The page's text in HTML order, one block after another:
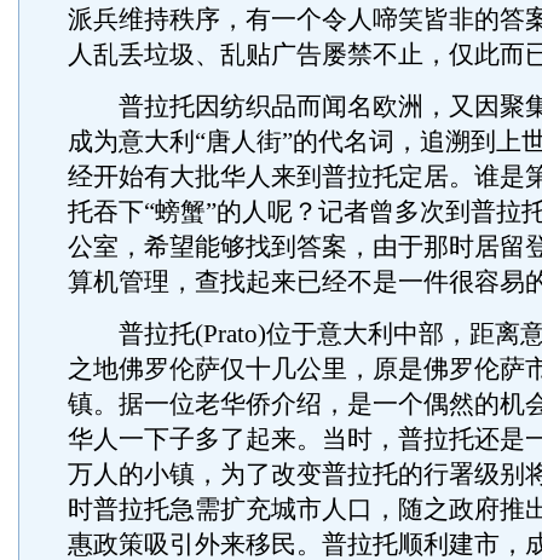
派兵维持秩序，有一个令人啼笑皆非的答
人乱丢垃圾、乱贴广告屡禁不止，仅此而
普拉托因纺织品而闻名欧洲，又因聚
成为意大利“唐人街”的代名词，追溯到上
经开始有大批华人来到普拉托定居。谁是
托吞下“螃蟹”的人呢？记者曾多次到普拉
公室，希望能够找到答案，由于那时居留
算机管理，查找起来已经不是一件很容易
普拉托(Prato)位于意大利中部，距离
之地佛罗伦萨仅十几公里，原是佛罗伦萨
镇。据一位老华侨介绍，是一个偶然的机
华人一下子多了起来。当时，普拉托还是
万人的小镇，为了改变普拉托的行署级别
时普拉托急需扩充城市人口，随之政府推
惠政策吸引外来移民。普拉托顺利建市，